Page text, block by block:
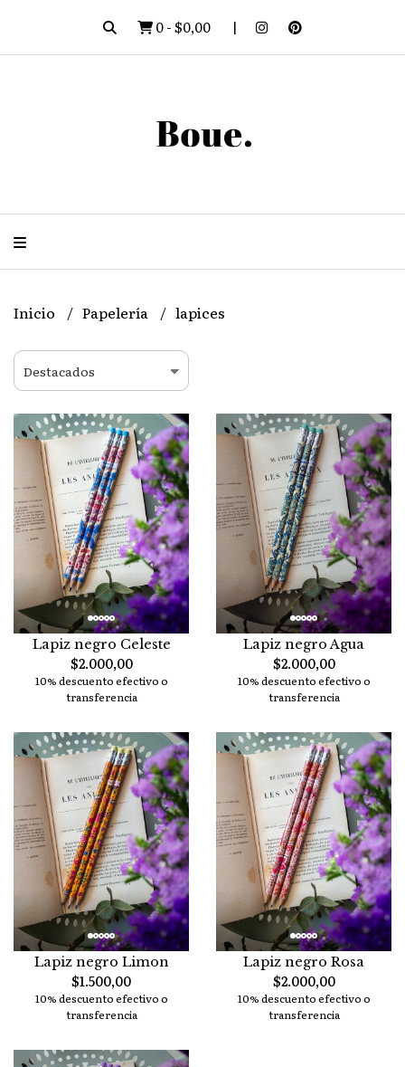
0-$0,00
Inicio Papelería lapices
Lapiz negro Celeste
$2.000,00
10% descuento efectivo o
transferencia
Lapiz negro Agua
$2.000,00
10% descuento efectivo o
transferencia
Lapiz negro Limon
$1.500,00
10% descuento efectivo o
transferencia
Lapiz negro Rosa
$2.000,00
10% descuento efectivo o
transferencia